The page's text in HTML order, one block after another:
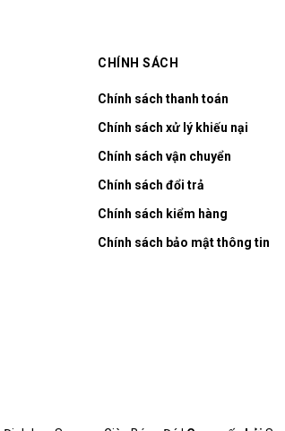
CHÍNH SÁCH
Chính sách thanh toán
Chính sách xử lý khiếu nại
Chính sách vận chuyển
Chính sách đổi trả
Chính sách kiểm hàng
Chính sách bảo mật thông tin